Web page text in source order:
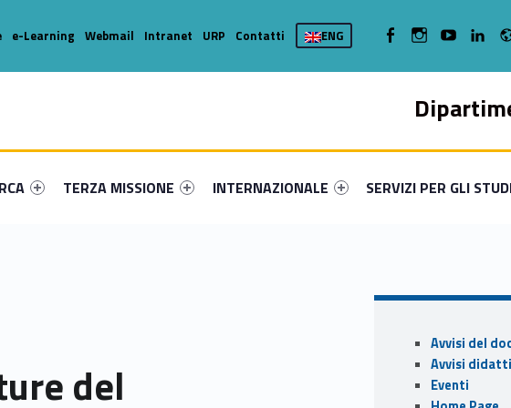
primary-62002-16
#link-menu-primary-49380-36
Link identifier #link-menu-primary-63802-46
TERZA MISSIONE
Link identifier #link-menu-primary-92697-49
INTERNAZIONALE
Link identifier #link-
SERVIZI PER GLI
e-Learning Webmail Intranet URP Contatti ENG WebMan on FacebookWebMan on Instagram
WebMan on
del
Sidebar
Avvisi del
Avvisi
Eventi